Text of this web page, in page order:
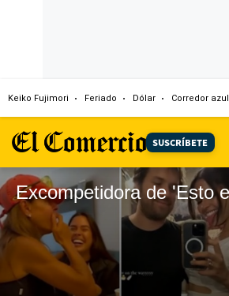
Keiko Fujimori Feriado Dólar Corredor azul
SUSCRÍBETE